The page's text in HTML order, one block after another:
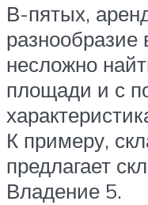
В-пятых,
несложно
площади и с
К примеру,
предлагает
Владение 5.